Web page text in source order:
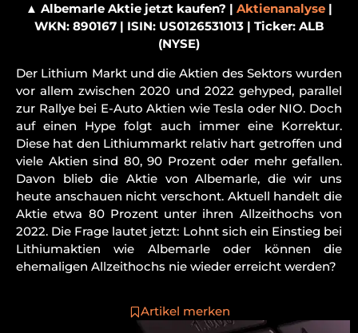
▲ Albemarle Aktie jetzt kaufen? | Aktienanalyse |
WKN: 890167 | ISIN: US0126531013 | Ticker: ALB
(NYSE)
Der Lithium Markt und die Aktien des Sektors wurden
vor allem zwischen 2020 und 2022 gehyped, parallel
zur Rallye bei E-Auto Aktien wie Tesla oder NIO. Doch
auf einen Hype folgt auch immer eine Korrektur.
Diese hat den Lithiummarkt relativ hart getroffen und
viele Aktien sind 80, 90 Prozent oder mehr gefallen.
Davon blieb die Aktie von Albemarle, die wir uns
heute anschauen nicht verschont. Aktuell handelt die
Aktie etwa 80 Prozent unter ihren Allzeithochs von
2022. Die Frage lautet jetzt: Lohnt sich ein Einstieg bei
Lithiumaktien wie Albemarle oder können die
ehemaligen Allzeithochs nie wieder erreicht werden?
Artikel merken